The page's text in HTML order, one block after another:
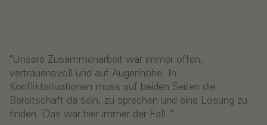
"Unsere Zusammenarbeit war immer offen,
vertrauensvoll und auf Augenhöhe. In
Konfliktsituationen muss auf beiden Seiten die
Bereitschaft da sein, zu sprechen und eine Lösung zu
finden. Das war hier immer der Fall.“